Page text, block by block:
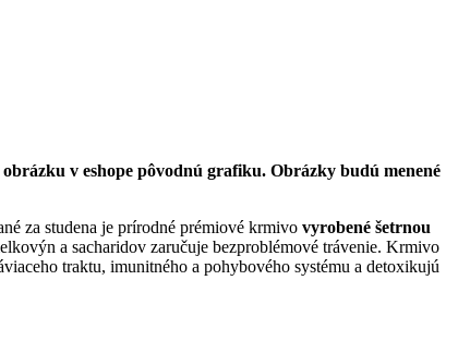
v eshope pôvodnú grafiku. Obrázky budú menené
za studena je prírodné prémiové krmivo vyrobené šetrnou
a sacharidov zaručuje bezproblémové trávenie. Krmivo
traktu, imunitného a pohybového systému a detoxikujú